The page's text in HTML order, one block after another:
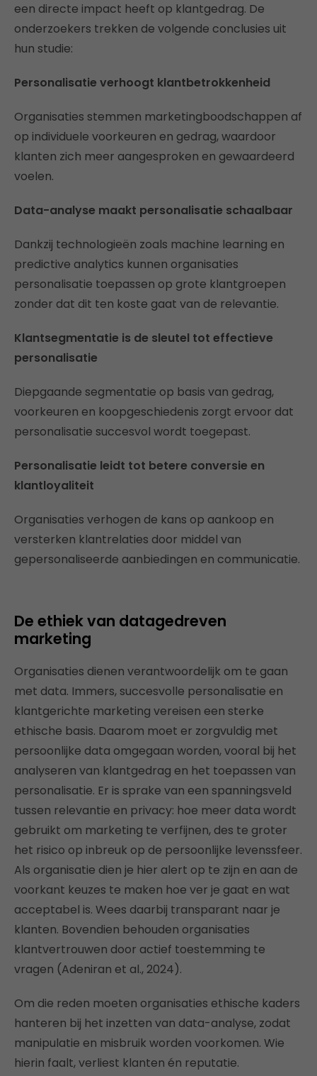
een directe impact heeft op klantgedrag. De
onderzoekers trekken de volgende conclusies uit
hun studie:
Personalisatie verhoogt klantbetrokkenheid
Organisaties stemmen marketingboodschappen af
op individuele voorkeuren en gedrag, waardoor
klanten zich meer aangesproken en gewaardeerd
voelen.
Data-analyse maakt personalisatie schaalbaar
Dankzij technologieën zoals machine learning en
predictive analytics kunnen organisaties
personalisatie toepassen op grote klantgroepen
zonder dat dit ten koste gaat van de relevantie.
Klantsegmentatie is de sleutel tot effectieve
personalisatie
Diepgaande segmentatie op basis van gedrag,
voorkeuren en koopgeschiedenis zorgt ervoor dat
personalisatie succesvol wordt toegepast.
Personalisatie leidt tot betere conversie en
klantloyaliteit
Organisaties verhogen de kans op aankoop en
versterken klantrelaties door middel van
gepersonaliseerde aanbiedingen en communicatie.
De ethiek van datagedreven
marketing
Organisaties dienen verantwoordelijk om te gaan
met data. Immers, succesvolle personalisatie en
klantgerichte marketing vereisen een sterke
ethische basis. Daarom moet er zorgvuldig met
persoonlijke data omgegaan worden, vooral bij het
analyseren van klantgedrag en het toepassen van
personalisatie. Er is sprake van een spanningsveld
tussen relevantie en privacy: hoe meer data wordt
gebruikt om marketing te verfijnen, des te groter
het risico op inbreuk op de persoonlijke levenssfeer.
Als organisatie dien je hier alert op te zijn en aan de
voorkant keuzes te maken hoe ver je gaat en wat
acceptabel is. Wees daarbij transparant naar je
klanten. Bovendien behouden organisaties
klantvertrouwen door actief toestemming te
vragen (Adeniran et al., 2024).
Om die reden moeten organisaties ethische kaders
hanteren bij het inzetten van data-analyse, zodat
manipulatie en misbruik worden voorkomen. Wie
hierin faalt, verliest klanten én reputatie.